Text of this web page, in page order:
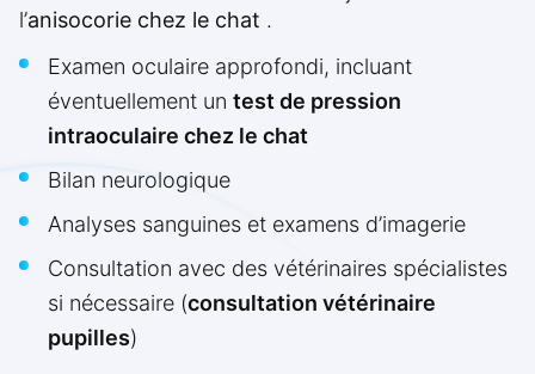
l’anisocorie chez le chat .
Examen oculaire approfondi, incluant
éventuellement un test de pression
intraoculaire chez le chat
Bilan neurologique
Analyses sanguines et examens d’imagerie
Consultation avec des vétérinaires spécialistes
si nécessaire (consultation vétérinaire
pupilles)